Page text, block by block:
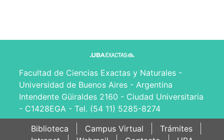
Facultad de Ciencias Exactas y Naturales -
Universidad de Buenos Aires - Argentina
Intendente Güiraldes 2160 - Ciudad Universitaria
- C1428EGA - Tel. (54 11) 5285-8274
Biblioteca
Campus Virtual
Trámites